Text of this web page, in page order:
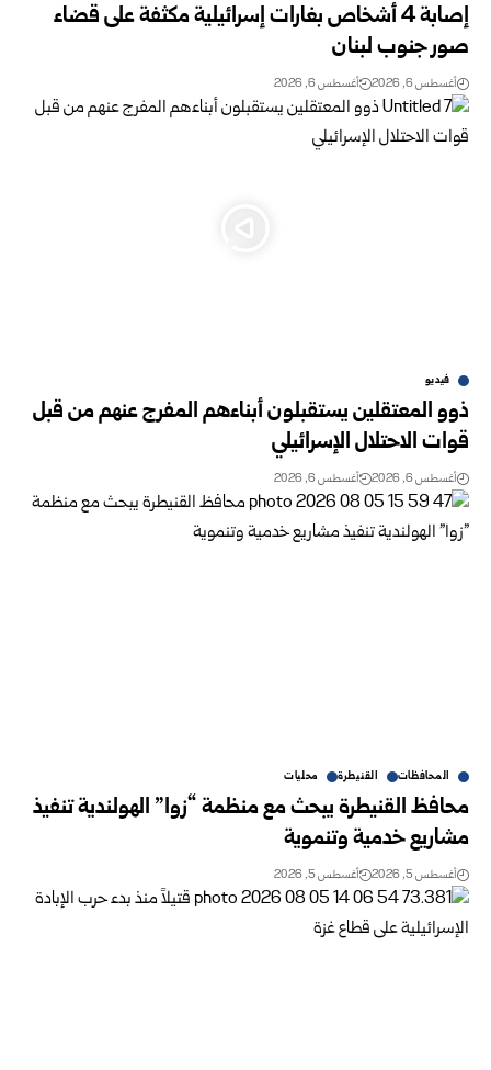
إصابة 4 أشخاص بغارات إسرائيلية مكثفة على قضاء
صور جنوب لبنان
أغسطس 6, 2026 أغسطس 6, 2026
فيديو
ذوو المعتقلين يستقبلون أبناءهم المفرج عنهم من قبل
قوات الاحتلال الإسرائيلي
أغسطس 6, 2026 أغسطس 6, 2026
المحافظات القنيطرة محليات
محافظ القنيطرة يبحث مع منظمة “زوا” الهولندية تنفيذ
مشاريع خدمية وتنموية
أغسطس 5, 2026 أغسطس 5, 2026